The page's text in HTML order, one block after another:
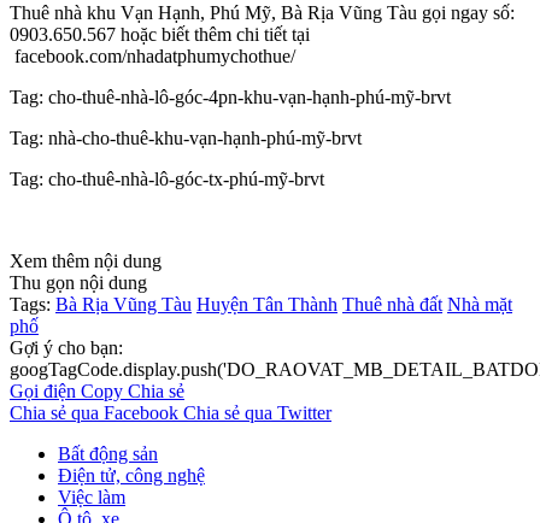
Thuê nhà khu Vạn Hạnh, Phú Mỹ, Bà Rịa Vũng Tàu gọi ngay số:
0903.650.567 hoặc biết thêm chi tiết tại
facebook.com/nhadatphumychothue/
Tag: cho-thuê-nhà-lô-góc-4pn-khu-vạn-hạnh-phú-mỹ-brvt
Tag: nhà-cho-thuê-khu-vạn-hạnh-phú-mỹ-brvt
Tag: cho-thuê-nhà-lô-góc-tx-phú-mỹ-brvt
Xem thêm nội dung
Thu gọn nội dung
Tags: Bà Rịa Vũng Tàu Huyện Tân Thành Thuê nhà đất Nhà mặt
phố
Gợi ý cho bạn:
Gọi điện Copy Chia sẻ
Chia sẻ qua Facebook Chia sẻ qua Twitter
Bất động sản
Điện tử, công nghệ
Việc làm
Ô tô, xe